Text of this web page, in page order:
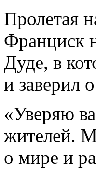
Пролетая
Франциск
Дуде, в
и заверил
«Уверяю
жителей.
о мире и